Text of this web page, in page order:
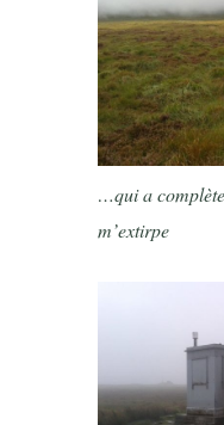
…qui a
m’extirpe